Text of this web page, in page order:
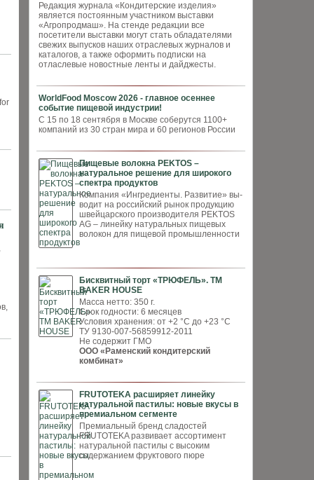
Редакция журнала «Кондитерские изделия»
является постоянным участником выставки
«Агропродмаш». На стенде редакции все
посетители выставки могут стать обладателями
свежих выпусков наших отраслевых журналов и
каталогов, а также оформить подписки на
отласлевые новостные ленты и дайджесты.
WorldFood Moscow 2026 - главное осеннее
событие пищевой индустрии!
С 15 по 18 сентября в Москве соберутся 1100+
компаний из 30 стран мира и 60 регионов России
Пищевые волокна PEKTOS –
натуральное решение для широкого
спектра продуктов
Компания «Ингредиенты. Развитие» вы­
водит на российский рынок продукцию
швей­царского производителя PEKTOS
AG – ли­нейку натуральных пищевых
волокон для пи­щевой промышленности
Бисквитный торт «ТРЮФЕЛЬ». ТМ
BAKER HOUSE
Масса нетто: 350 г.
Срок годности: 6 месяцев
Условия хранения: от +2 °С до +23 °С
ТУ 9130-007-56859912-2011
Не содержит ГМО
ООО «Раменский кондитерский
комбинат»
FRUTOTEKA расширяет линейку
натуральной пастилы: новые вкусы в
премиальном сегменте
Премиальный бренд сладостей
FRUTOTEKA развивает ассортимент
натуральной пастилы с высоким
содержанием фруктового пюре